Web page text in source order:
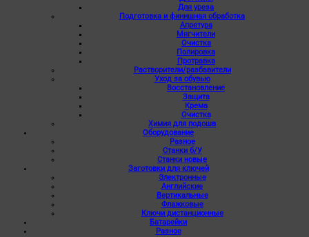
Для уреза
Подготовка и финишная обработка
Апретура
Мягчители
Очистка
Полировка
Протравка
Растворители/разбавители
Уход за обувью
Восстановление
Защита
Крема
Очистка
Химия для подошв
Оборудование
Разное
Станки б/У
Станки новые
Заготовки для ключей
Электронные
Английские
Вертикальные
Флажковые
Ключи дистанционные
Батарейки
Разное